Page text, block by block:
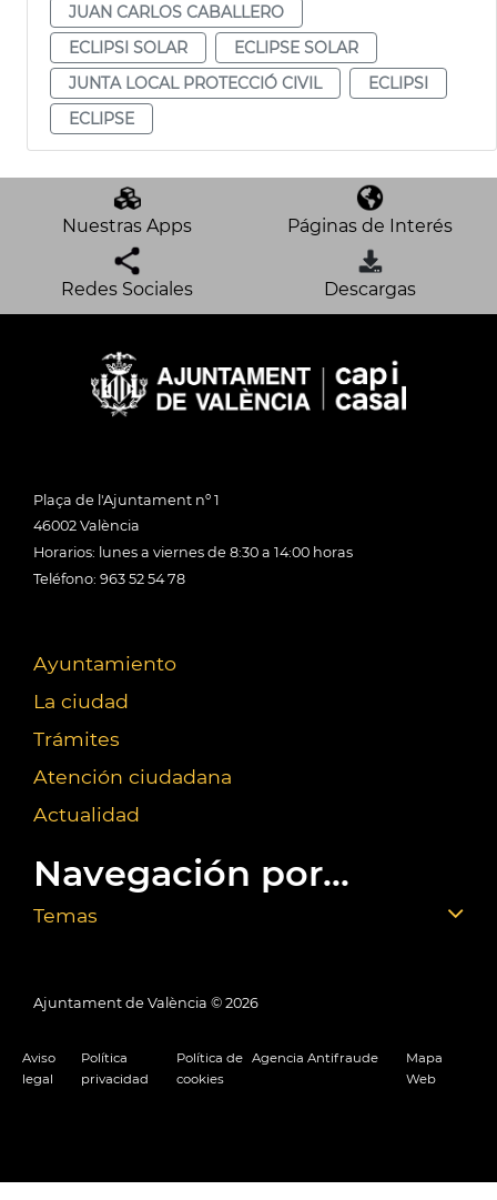
JUAN CARLOS CABALLERO
ECLIPSI SOLAR
ECLIPSE SOLAR
JUNTA LOCAL PROTECCIÓ CIVIL
ECLIPSI
ECLIPSE
Nuestras Apps Páginas de Interés
Redes Sociales Descargas
Plaça de l'Ajuntament nº 1
46002 València
Horarios: lunes a viernes de 8:30 a 14:00 horas
Teléfono: 963 52 54 78
Ayuntamiento
La ciudad
Trámites
Atención ciudadana
Actualidad
Navegación por...
Temas
Ajuntament de València © 2026
Aviso
legal
Política
privacidad
Política de
cookies
Agencia Antifraude
Mapa
Web